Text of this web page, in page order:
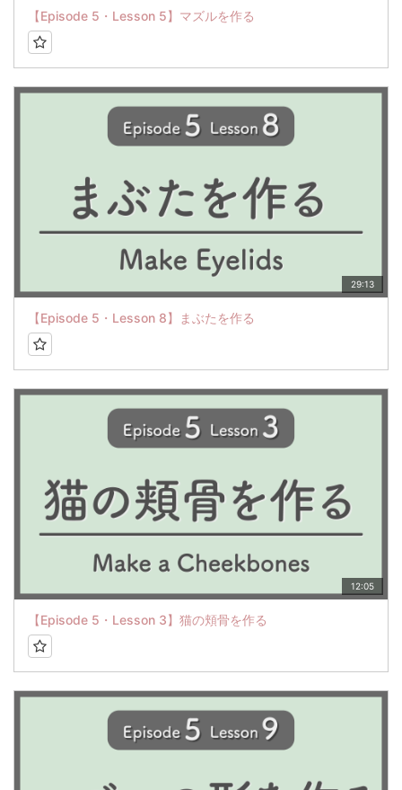
【Episode 5・Lesson 5】マズルを作る
29:13
【Episode 5・Lesson 8】まぶたを作る
12:05
【Episode 5・Lesson 3】猫の頬骨を作る